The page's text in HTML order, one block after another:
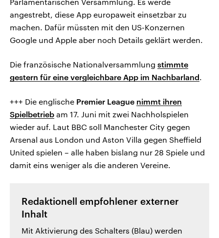
Parlamentarischen Versammlung. Es werde
angestrebt, diese App europaweit einsetzbar zu
machen. Dafür müssten mit den US-Konzernen
Google und Apple aber noch Details geklärt werden.
Die französische Nationalversammlung stimmte
gestern für eine vergleichbare App im Nachbarland.
+++ Die englische Premier League nimmt ihren
Spielbetrieb am 17. Juni mit zwei Nachholspielen
wieder auf. Laut BBC soll Manchester City gegen
Arsenal aus London und Aston Villa gegen Sheffield
United spielen – alle haben bislang nur 28 Spiele und
damit eins weniger als die anderen Vereine.
Redaktionell empfohlener externer
Inhalt
Mit Aktivierung des Schalters (Blau) werden